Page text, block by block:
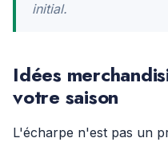
initial.
Idées
votre saison
L'écharpe n'est pas un